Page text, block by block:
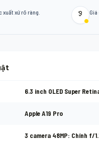
xuất xứ rõ ràng. Giá
6.3 inch OLED Super
Apple A19 Pro
3 camera 48MP: Chính f/